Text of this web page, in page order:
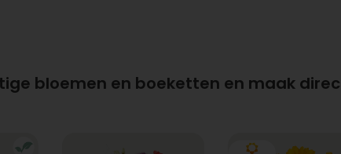
bloemen en boeketten en maak